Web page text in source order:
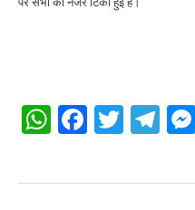
WhatsApp